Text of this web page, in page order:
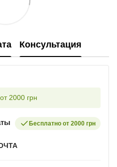
Консультация
2000 грн
Бесплатно от 2000 грн